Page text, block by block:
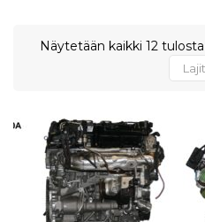
Näytetään kaikki 12 tulosta